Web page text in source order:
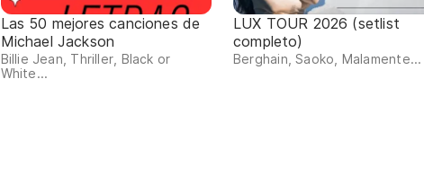
Las 50 mejores canciones de
Michael Jackson
Billie Jean, Thriller, Black or
White...
LUX TOUR 2026 (setlist
completo)
Berghain, Saoko, Malamente...